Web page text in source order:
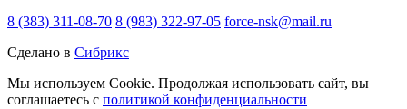
8 (383) 311-08-70 8 (983) 322-97-05 force-nsk@mail.ru
Сделано в Сибрикс
Мы используем Cookie. Продолжая использовать сайт, вы
соглашаетесь с политикой конфиденциальности